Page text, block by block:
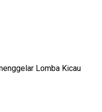
Lomba Kicau